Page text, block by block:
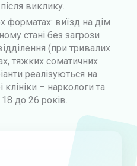
виклику.
форматах: виїзд на дім
стані без загрози
(при тривалих
тяжких соматичних
реалізуються на
клініки – наркологи та
18 до 26 років.